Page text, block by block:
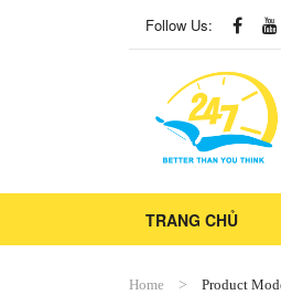
Follow Us:
TRANG CHỦ
Home Product